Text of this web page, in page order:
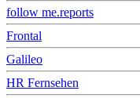
follow me.reports
Frontal
Galileo
HR Fernsehen